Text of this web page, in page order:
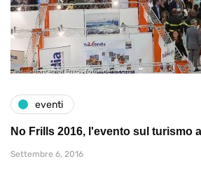
eventi
No Frills 2016, l'evento sul turismo
Settembre 6, 2016